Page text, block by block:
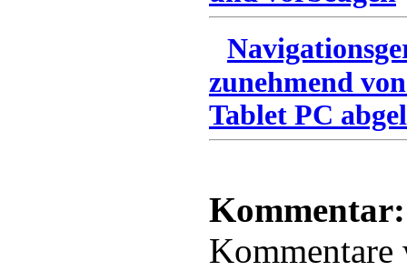
zunehmend
Tablet PC
Kommentar: